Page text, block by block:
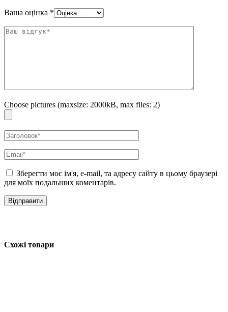
Ваша оцінка *
Choose pictures (maxsize: 2000kB, max files: 2)
Зберегти моє ім'я, e-mail, та адресу сайту в цьому браузері
для моїх подальших коментарів.
Схожі товари